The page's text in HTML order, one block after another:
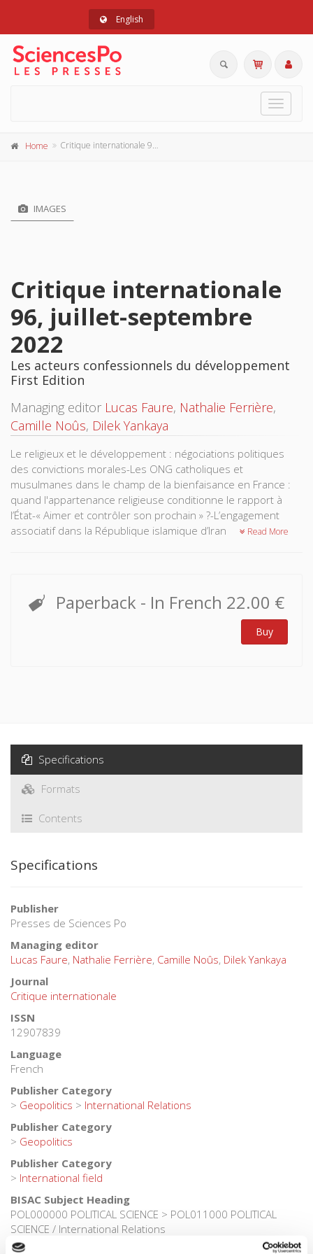
English
Toggle
Home Critique internationale 96, juillet-septembre 2022
IMAGES
Critique internationale
96, juillet-septembre
2022
Les acteurs confessionnels du développement
First Edition
Managing editor Lucas Faure, Nathalie Ferrière,
Camille Noûs, Dilek Yankaya
Le religieux et le développement : négociations politiques
des convictions morales-Les ONG catholiques et
musulmanes dans le champ de la bienfaisance en France :
quand l'appartenance religieuse conditionne le rapport à
l’État-« Aimer et contrôler son prochain » ?-L’engagement
associatif dans la République islamique d’Iran
Read More
Paperback - In French 22.00 €
Buy
Specifications
Formats
Contents
Specifications
Publisher
Presses de Sciences Po
Managing editor
Lucas Faure, Nathalie Ferrière, Camille Noûs, Dilek Yankaya
Journal
Critique internationale
ISSN
12907839
Language
French
Publisher Category
> Geopolitics > International Relations
Publisher Category
> Geopolitics
Publisher Category
> International field
BISAC Subject Heading
POL000000 POLITICAL SCIENCE > POL011000 POLITICAL
SCIENCE / International Relations
BIC subject category (UK)